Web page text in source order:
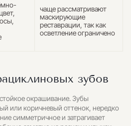
чаще рассматривают
маскирующие
реставрации, так как
осветление ограничено
зубов
окрашивание. Зубы
или коричневый оттенок, нередко
симметричное и затрагивает